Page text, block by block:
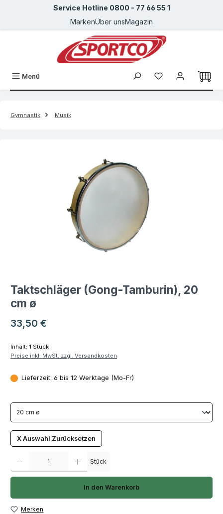
Zum Hauptinhalt springenService Hotline 0800 - 77 66 55 1
MarkenÜber unsMagazin
Menü
Gymnastik Musik
Taktschläger (Gong-Tamburin), 20
cm ø
Regulärer Preis:
33,50 €
Inhalt: 1 Stück
Preise inkl. MwSt. zzgl. Versandkosten
Lieferzeit: 6 bis 12 Werktage (Mo-Fr)
X Auswahl Zurücksetzen
Stück
In den Warenkorb
Merken